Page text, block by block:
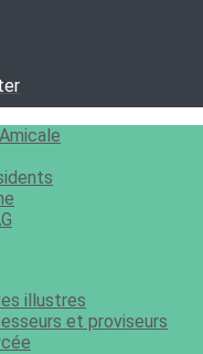
illustres
et proviseurs